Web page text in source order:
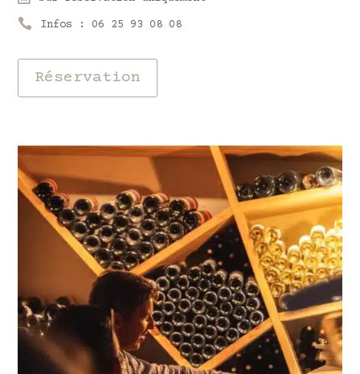
 Infos : 06 25 93 08 08
Réservation